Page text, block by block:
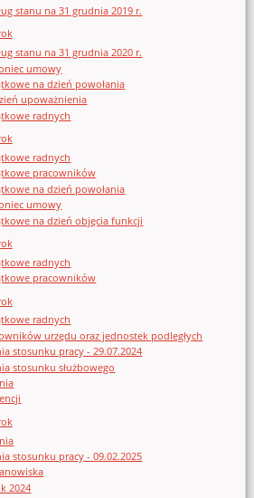
stanu na 31 grudnia 2019 r.
stanu na 31 grudnia 2020 r.
umowy
na dzień powołania
upoważnienia
radnych
radnych
pracowników
na dzień powołania
umowy
na dzień objęcia funkcji
radnych
pracowników
radnych
urzędu oraz jednostek podległych
stosunku pracy - 29.07.2024
stosunku służbowego
stosunku pracy - 09.02.2025
2024